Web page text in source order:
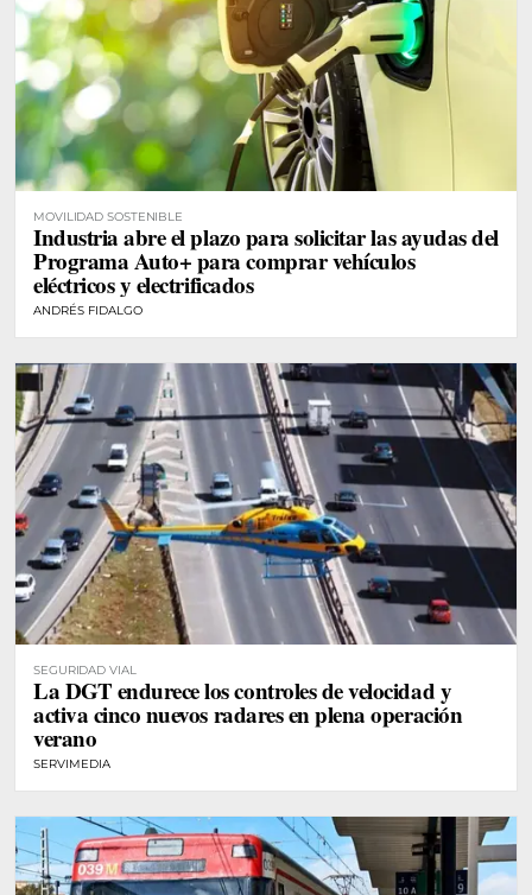
MOVILIDAD SOSTENIBLE
Industria abre el plazo para solicitar las ayudas del
Programa Auto+ para comprar vehículos
eléctricos y electrificados
ANDRÉS FIDALGO
SEGURIDAD VIAL
La DGT endurece los controles de velocidad y
activa cinco nuevos radares en plena operación
verano
SERVIMEDIA